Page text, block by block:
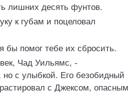
лишних десять фунтов.
к губам и поцеловал
бы помог тебе их сбросить.
Чад Уильямс, -
но с улыбкой. Его безобидный
с Джексом, опасным